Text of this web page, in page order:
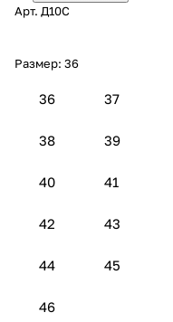
Арт. Д10С
Размер: 36
36 37
38 39
40 41
42 43
44 45
46